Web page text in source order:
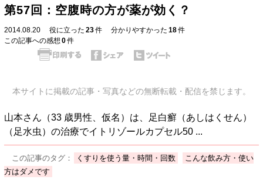
第57回：空腹時の方が薬が効く？
2014.08.20 役に立った 23件 分かりやすかった 18件
この記事への感想 0件
本サイトに掲載の記事・写真などの無断転載・配信を禁じます。
山本さん（33 歳男性、仮名）は、足白癬（あしはくせん）
（足水虫）の治療でイトリゾールカプセル50 ...
この記事のタグ： くすりを使う量・時間・回数
こんな飲み方・使い
方はダメです